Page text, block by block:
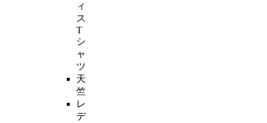
ィ
ス
T
シ
ャ
ツ
天
竺
レ
デ